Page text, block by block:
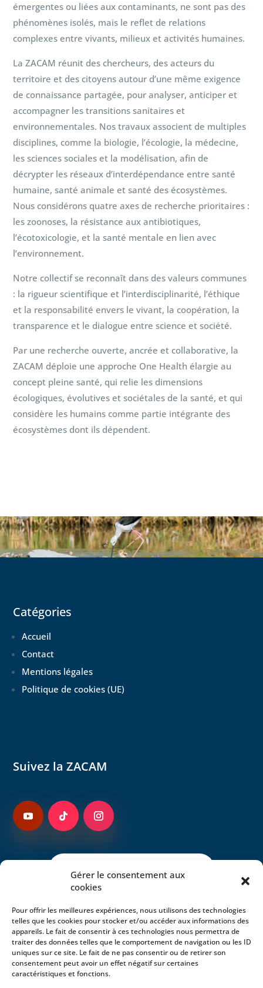
Gérer le consentement aux
cookies
Pour offrir les meilleures expériences, nous utilisons des technologies
telles que les cookies pour stocker et/ou accéder aux informations des
appareils. Le fait de consentir à ces technologies nous permettra de
traiter des données telles que le comportement de navigation ou les ID
uniques sur ce site. Le fait de ne pas consentir ou de retirer son
consentement peut avoir un effet négatif sur certaines
caractéristiques et fonctions.
émergentes ou liées aux contaminants, ne sont pas des
phénomènes isolés, mais le reflet de relations
complexes entre vivants, milieux et activités humaines.
La ZACAM réunit des chercheurs, des acteurs du
territoire et des citoyens autour d’une même exigence
de connaissance partagée, pour analyser, anticiper et
accompagner les transitions sanitaires et
environnementales. Nos travaux associent de multiples
disciplines, comme la biologie, l’écologie, la médecine,
les sciences sociales et la modélisation, afin de
décrypter les réseaux d’interdépendance entre santé
humaine, santé animale et santé des écosystèmes.
Nous considérons quatre axes de recherche prioritaires :
les zoonoses, la résistance aux antibiotiques,
l’écotoxicologie, et la santé mentale en lien avec
l’environnement.
Notre collectif se reconnaît dans des valeurs communes
: la rigueur scientifique et l’interdisciplinarité, l’éthique
et la responsabilité envers le vivant, la coopération, la
transparence et le dialogue entre science et société.
Par une recherche ouverte, ancrée et collaborative, la
ZACAM déploie une approche One Health élargie au
concept pleine santé, qui relie les dimensions
écologiques, évolutives et sociétales de la santé, et qui
considère les humains comme partie intégrante des
écosystèmes dont ils dépendent.
Catégories
Accueil
Contact
Mentions légales
Politique de cookies (UE)
Suivez la ZACAM